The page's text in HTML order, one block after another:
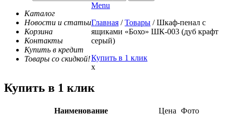
Каталог
Новости и статьи
Корзина
Контакты
Купить в кредит
Товары со скидкой!
Menu
Главная / Товары / Шкаф-пенал с
ящиками «Бохо» ШК-003 (дуб крафт
серый)
Купить в 1 клик
x
Купить в 1 клик
Наименование Цена Фото